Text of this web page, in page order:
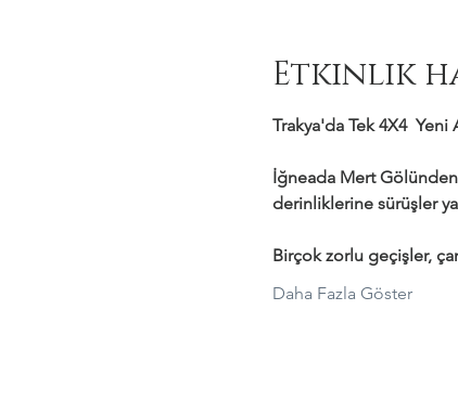
Etkinlik
Trakya'da Tek 4X4
İğneada Mert Gölünden
derinliklerine sürüşler
Birçok zorlu geçişler,
Daha Fazla Göster